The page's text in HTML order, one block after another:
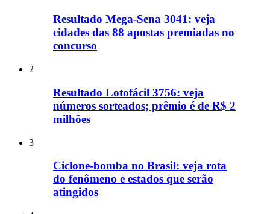
Resultado Mega-Sena 3041: veja
cidades das 88 apostas premiadas no
concurso
2
Resultado Lotofácil 3756: veja
números sorteados; prêmio é de R$ 2
milhões
3
Ciclone-bomba no Brasil: veja rota
do fenômeno e estados que serão
atingidos